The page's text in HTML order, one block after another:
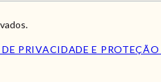
PRIVACIDADE E PROTEÇÃO